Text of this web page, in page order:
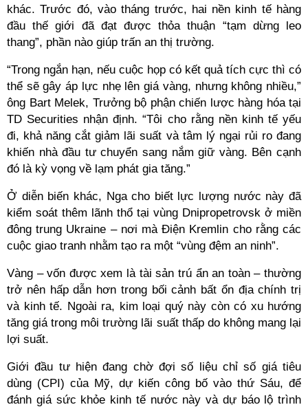
khác. Trước đó, vào tháng trước, hai nền kinh tế hàng
đầu thế giới đã đạt được thỏa thuận “tạm dừng leo
thang”, phần nào giúp trấn an thị trường.
“Trong ngắn hạn, nếu cuộc họp có kết quả tích cực thì có
thể sẽ gây áp lực nhẹ lên giá vàng, nhưng không nhiều,”
ông Bart Melek, Trưởng bộ phận chiến lược hàng hóa tại
TD Securities nhận định. “Tôi cho rằng nền kinh tế yếu
đi, khả năng cắt giảm lãi suất và tâm lý ngại rủi ro đang
khiến nhà đầu tư chuyển sang nắm giữ vàng. Bên cạnh
đó là kỳ vọng về lạm phát gia tăng.”
Ở diễn biến khác, Nga cho biết lực lượng nước này đã
kiểm soát thêm lãnh thổ tại vùng Dnipropetrovsk ở miền
đông trung Ukraine – nơi mà Điện Kremlin cho rằng các
cuộc giao tranh nhằm tạo ra một “vùng đệm an ninh”.
Vàng – vốn được xem là tài sản trú ẩn an toàn – thường
trở nên hấp dẫn hơn trong bối cảnh bất ổn địa chính trị
và kinh tế. Ngoài ra, kim loại quý này còn có xu hướng
tăng giá trong môi trường lãi suất thấp do không mang lại
lợi suất.
Giới đầu tư hiện đang chờ đợi số liệu chỉ số giá tiêu
dùng (CPI) của Mỹ, dự kiến công bố vào thứ Sáu, để
đánh giá sức khỏe kinh tế nước này và dự báo lộ trình